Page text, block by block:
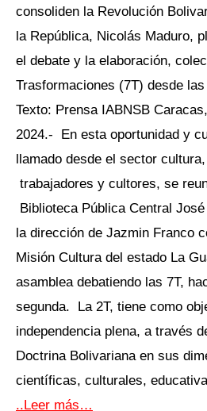
consoliden la Revolución
la República, Nicolás Maduro,
el debate y la elaboración,
Trasformaciones (7T) desde
Texto: Prensa IABNSB
2024.- En esta oportunidad y
llamado desde el sector
trabajadores y cultores, se
Biblioteca Pública Central
la dirección de Jazmin Franco
Misión Cultura del estado La
asamblea debatiendo las 7T,
segunda. La 2T, tiene como
independencia plena, a través
Doctrina Bolivariana en sus
científicas, culturales,
..Leer más…